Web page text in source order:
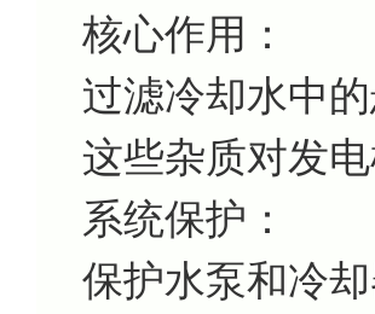
核心作用：
过滤冷却水中
这些杂质对发
系统保护：
保护水泵和冷